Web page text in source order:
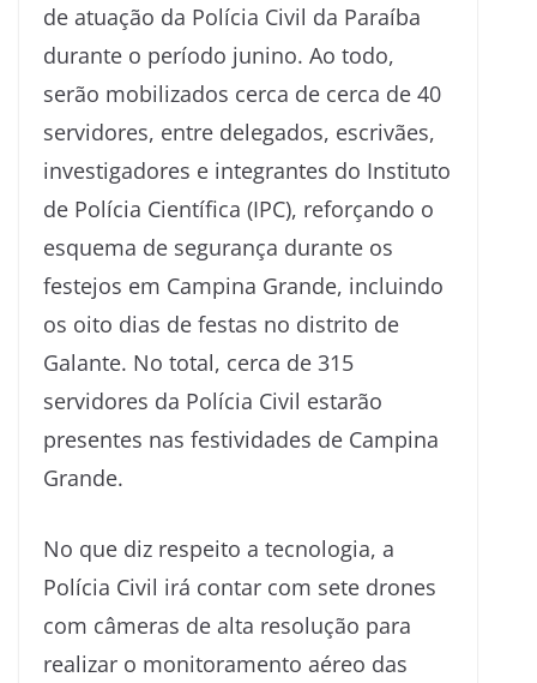
de atuação da Polícia Civil da Paraíba
durante o período junino. Ao todo,
serão mobilizados cerca de cerca de 40
servidores, entre delegados, escrivães,
investigadores e integrantes do Instituto
de Polícia Científica (IPC), reforçando o
esquema de segurança durante os
festejos em Campina Grande, incluindo
os oito dias de festas no distrito de
Galante. No total, cerca de 315
servidores da Polícia Civil estarão
presentes nas festividades de Campina
Grande.
No que diz respeito a tecnologia, a
Polícia Civil irá contar com sete drones
com câmeras de alta resolução para
realizar o monitoramento aéreo das